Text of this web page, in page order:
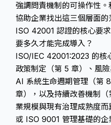
強調問責機制的可操作性
協助企業找出這三個層面的
ISO 42001 認證的核心要
要多久才能完成導入？
ISO/IEC 42001:2023 的核
政策制定（第 5 章）、風
AI 系統生命週期管理（第
章），以及持續改善機制
業規模與現有治理成熟度
或 ISO 9001 管理基礎的